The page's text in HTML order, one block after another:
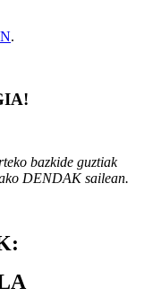
.
bazkide guztiak
DENDAK sailean.